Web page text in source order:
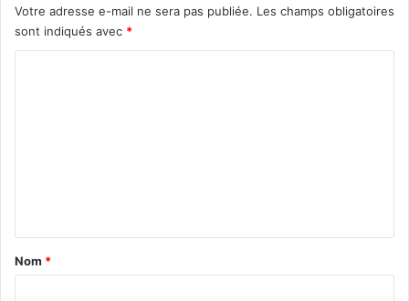
Votre adresse e-mail ne sera pas publiée. Les champs obligatoires
sont indiqués avec *
a
Nom *